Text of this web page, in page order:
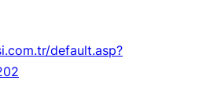
default.asp?